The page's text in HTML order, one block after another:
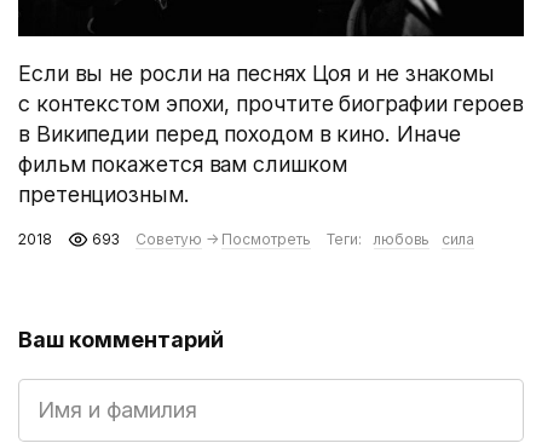
Если вы не росли на песнях Цоя и не знакомы
с контекстом эпохи, прочтите биографии героев
в Википедии перед походом в кино. Иначе
фильм покажется вам слишком
претенциозным.
2018 693 Советую → Посмотреть Теги: любовь сила
Ваш комментарий